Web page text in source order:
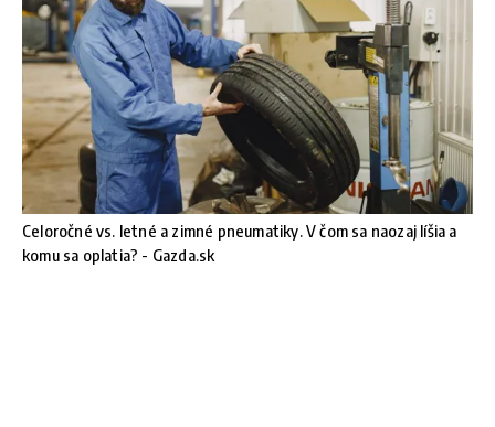
Celoročné vs. letné a zimné pneumatiky. V čom sa naozaj líšia a
komu sa oplatia? - Gazda.sk